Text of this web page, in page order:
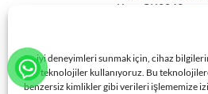
En iyi deneyimleri sunmak için, cihaz
gibi teknolojiler kullanıyoruz. Bu
benzersiz kimlikler gibi verileri işlememize
Kapı ÇK2043